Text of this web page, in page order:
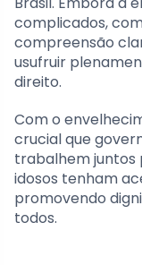
complicados,
compreensão
usufruir
direito.
Com o
crucial que
trabalhem juntos
idosos tenham
promovendo
todos.